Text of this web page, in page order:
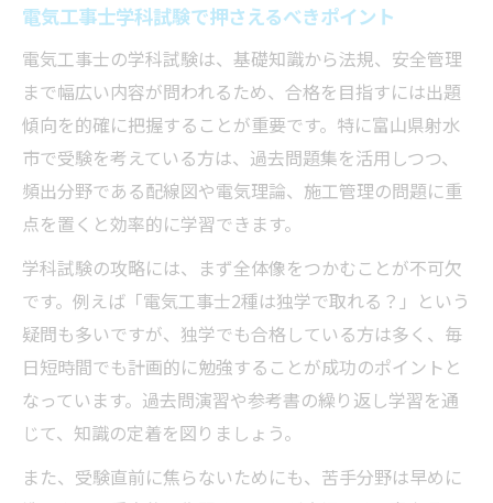
電気工事士学科試験で押さえるべきポイント
電気工事士の学科試験は、基礎知識から法規、安全管理
まで幅広い内容が問われるため、合格を目指すには出題
傾向を的確に把握することが重要です。特に富山県射水
市で受験を考えている方は、過去問題集を活用しつつ、
頻出分野である配線図や電気理論、施工管理の問題に重
点を置くと効率的に学習できます。
学科試験の攻略には、まず全体像をつかむことが不可欠
です。例えば「電気工事士2種は独学で取れる？」という
疑問も多いですが、独学でも合格している方は多く、毎
日短時間でも計画的に勉強することが成功のポイントと
なっています。過去問演習や参考書の繰り返し学習を通
じて、知識の定着を図りましょう。
また、受験直前に焦らないためにも、苦手分野は早めに